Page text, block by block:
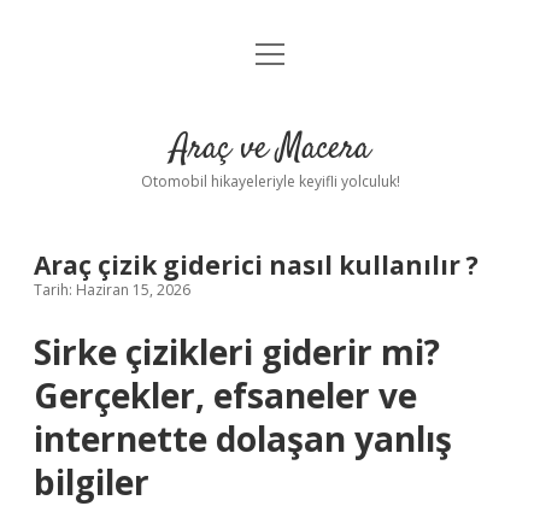
Anasayfa
Yasal Uyarı
menüyü
Araç ve Macera
Otomobil hikayeleriyle keyifli yolculuk!
Araç çizik giderici nasıl kullanılır ?
Tarih: Haziran 15, 2026
Sirke çizikleri giderir mi?
Gerçekler, efsaneler ve
internette dolaşan yanlış
bilgiler